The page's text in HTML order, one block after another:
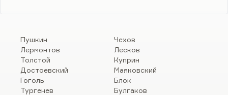
Пушкин
Лермонтов
Толстой
Достоевский
Гоголь
Тургенев
Чехов
Лесков
Куприн
Маяковский
Блок
Булгаков